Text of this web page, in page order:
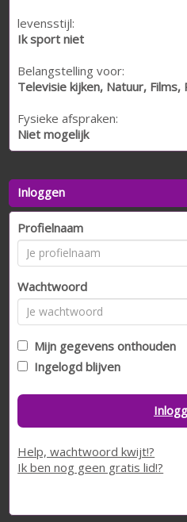
levensstijl:
Ik sport niet
Belangstelling voor:
Televisie kijken, Natuur, Films,
Fysieke afspraken:
Niet mogelijk
Inloggen
Profielnaam
Wachtwoord
Mijn gegevens onthouden
Ingelogd blijven
Help, wachtwoord kwijt!?
Ik ben nog geen gratis lid!?